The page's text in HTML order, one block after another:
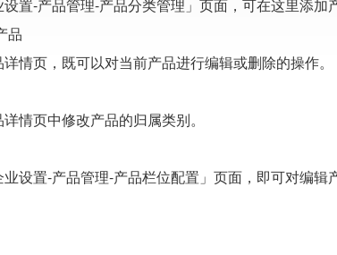
置-产品管理-产品分类管理」页面，可在这里添加
品
情页，既可以对当前产品进行编辑或删除的操作。
情页中修改产品的归属类别。
设置-产品管理-产品栏位配置」页面，即可对编辑